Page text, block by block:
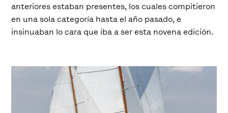
anteriores estaban presentes, los cuales compitieron
en una sola categoría hasta el año pasado, e
insinuaban lo cara que iba a ser esta novena edición.